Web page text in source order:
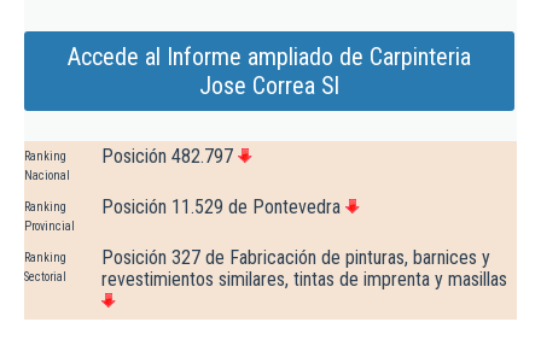
Accede al Informe ampliado de Carpinteria
Jose Correa Sl
Ranking
Nacional
Posición 482.797
Ranking
Provincial
Posición 11.529 de Pontevedra
Ranking
Sectorial
Posición 327 de Fabricación de pinturas, barnices y
revestimientos similares, tintas de imprenta y masillas